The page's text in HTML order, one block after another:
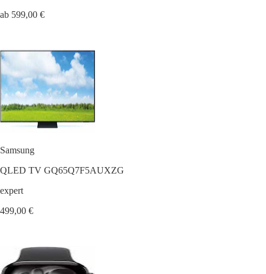
ab 599,00 €
Samsung
QLED TV GQ65Q7F5AUXZG
expert
499,00 €